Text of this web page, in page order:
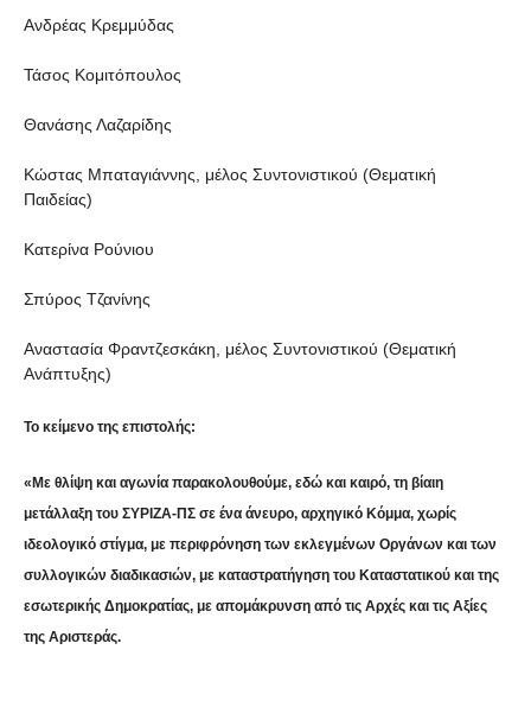
Ανδρέας Κρεμμύδας
Τάσος Κομιτόπουλος
Θανάσης Λαζαρίδης
Κώστας Μπαταγιάννης, μέλος Συντονιστικού (Θεματική
Παιδείας)
Κατερίνα Ρούνιου
Σπύρος Τζανίνης
Αναστασία Φραντζεσκάκη, μέλος Συντονιστικού (Θεματική
Ανάπτυξης)
Το κείμενο της επιστολής:
«Με θλίψη και αγωνία παρακολουθούμε, εδώ και καιρό, τη βίαιη
μετάλλαξη του ΣΥΡΙΖΑ-ΠΣ σε ένα άνευρο, αρχηγικό Κόμμα, χωρίς
ιδεολογικό στίγμα, με περιφρόνηση των εκλεγμένων Οργάνων και των
συλλογικών διαδικασιών, με καταστρατήγηση του Καταστατικού και της
εσωτερικής Δημοκρατίας, με απομάκρυνση από τις Αρχές και τις Αξίες
της Αριστεράς.